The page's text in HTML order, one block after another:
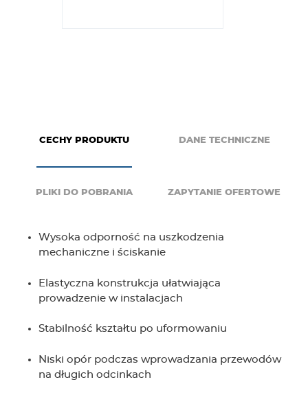
CECHY PRODUKTU DANE TECHNICZNE
PLIKI DO POBRANIA ZAPYTANIE OFERTOWE
Wysoka odporność na uszkodzenia
mechaniczne i ściskanie
Elastyczna konstrukcja ułatwiająca
prowadzenie w instalacjach
Stabilność kształtu po uformowaniu
Niski opór podczas wprowadzania przewodów
na długich odcinkach